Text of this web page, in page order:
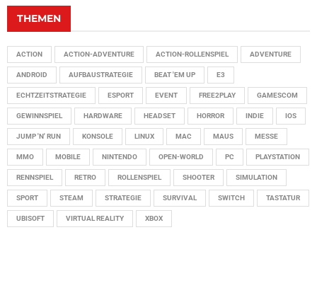
THEMEN
ACTION ACTION-ADVENTURE ACTION-ROLLENSPIEL ADVENTURE
ANDROID AUFBAUSTRATEGIE BEAT 'EM UP E3
ECHTZEITSTRATEGIE ESPORT EVENT FREE2PLAY GAMESCOM
GEWINNSPIEL HARDWARE HEADSET HORROR INDIE IOS
JUMP 'N' RUN KONSOLE LINUX MAC MAUS MESSE
MMO MOBILE NINTENDO OPEN-WORLD PC PLAYSTATION
RENNSPIEL RETRO ROLLENSPIEL SHOOTER SIMULATION
SPORT STEAM STRATEGIE SURVIVAL SWITCH TASTATUR
UBISOFT VIRTUAL REALITY XBOX